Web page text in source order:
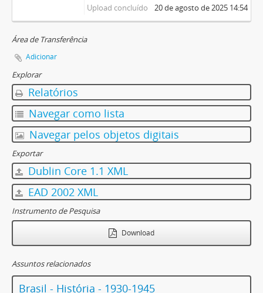
Upload concluído
20 de agosto de 2025 14:54
Área de Transferência
Adicionar
Explorar
Relatórios
Navegar como lista
Navegar pelos objetos digitais
Exportar
Dublin Core 1.1 XML
EAD 2002 XML
Instrumento de Pesquisa
Download
Assuntos relacionados
Brasil - História - 1930-1945